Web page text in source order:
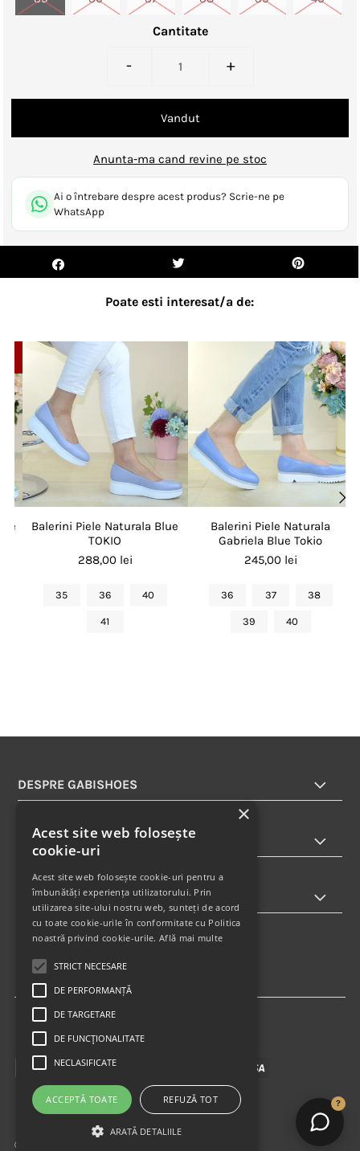
Cantitate
- +
Anunta-ma cand revine pe stoc
Ai o întrebare despre acest produs? Scrie-ne pe
WhatsApp
Poate esti interesat/a de:
Balerini Piele Naturala Blue
TOKIO
288,00 lei
35 36 40
41
Balerini Piele Naturala
Gabriela Blue Tokio
245,00 lei
36 37 38
39 40
DESPRE GABISHOES
INFORMATII
ABONARE LA NEWSLETTER
© 2026 GabiShoes
?
×
Acest site web folosește
cookie-uri
Acest site web folosește cookie-uri pentru a
îmbunătăți experiența utilizatorului. Prin
utilizarea site-ului nostru web, sunteți de acord
cu toate cookie-urile în conformitate cu Politica
noastră privind cookie-urile.Află mai multe
STRICT NECESARE
DE PERFORMANȚĂ
DE TARGETARE
DE FUNCŢIONALITATE
NECLASIFICATE
ACCEPTĂ TOATE REFUZĂ TOT
ARATĂ DETALIILE